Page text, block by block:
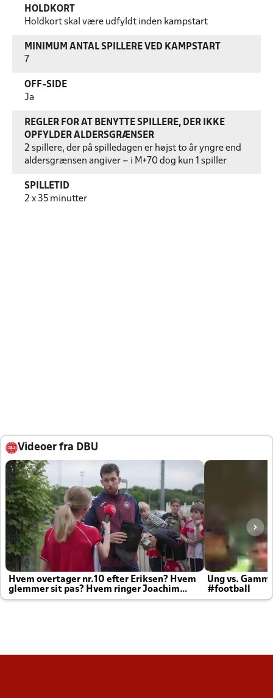
HOLDKORT
Holdkort skal være udfyldt inden kampstart
MINIMUM ANTAL SPILLERE VED KAMPSTART
7
OFF-SIDE
Ja
REGLER FOR AT BENYTTE SPILLERE, DER IKKE
OPFYLDER ALDERSGRÆNSER
2 spillere, der på spilledagen er højst to år yngre end
aldersgrænsen angiver – i M+70 dog kun 1 spiller
SPILLETID
2 x 35 minutter
Videoer fra DBU
Hvem overtager nr.10 efter Eriksen? Hvem
glemmer sit pas? Hvem ringer Joachim
altid til efter kampe?
Ung vs.
#football